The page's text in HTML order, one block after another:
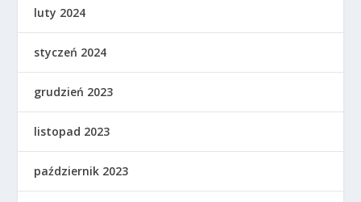
luty 2024
styczeń 2024
grudzień 2023
listopad 2023
październik 2023